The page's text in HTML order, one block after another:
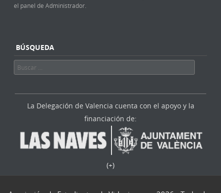
el panel de Administrador.
BÚSQUEDA
Buscar
La Delegación de Valencia cuenta con el apoyo y la
financiación de:
(+)